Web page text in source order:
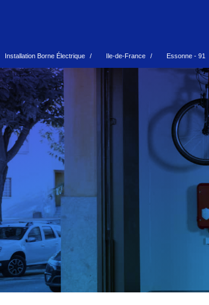
Installation Borne Électrique Ile-de-France Essonne - 91